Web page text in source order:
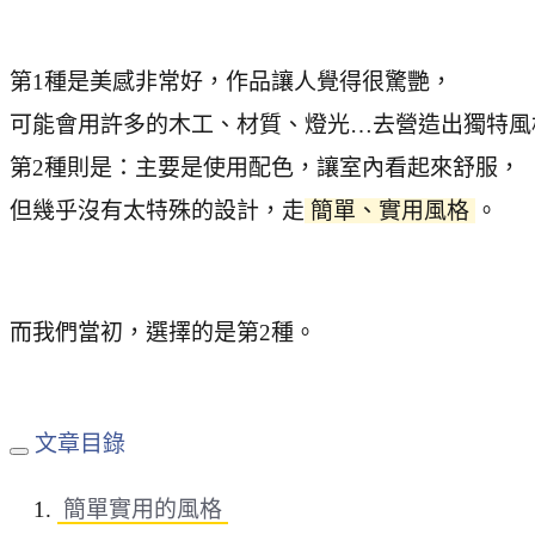
第1種是美感非常好，作品讓人覺得很驚艷，
可能會用許多的木工、材質、燈光…去營造出獨特
第2種則是：主要是使用配色，讓室內看起來舒服，
但幾乎沒有太特殊的設計，走 簡單、實用風格 。
而我們當初，選擇的是第2種。
文章目錄
簡單實用的風格